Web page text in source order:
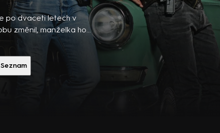
po dvaceti letech v
změnil, manželka ho
teď jeho nadřízeným.
u psychotestů? A
seriál (2016). Hrají
E. Maximova, J.
Seznam
K.